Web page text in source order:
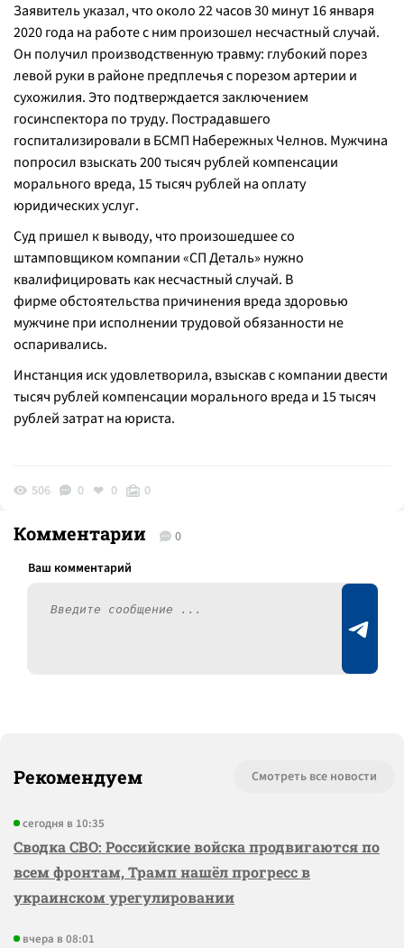
Заявитель указал, что около 22 часов 30 минут 16 января
2020 года на работе с ним произошел несчастный случай.
Он получил производственную травму: глубокий порез
левой руки в районе предплечья с порезом артерии и
сухожилия. Это подтверждается заключением
госинспектора по труду. Пострадавшего
госпитализировали в БСМП Набережных Челнов. Мужчина
попросил взыскать 200 тысяч рублей компенсации
морального вреда, 15 тысяч рублей на оплату
юридических услуг.
Суд пришел к выводу, что произошедшее со
штамповщиком компании «СП Деталь» нужно
квалифицировать как несчастный случай. В
фирме обстоятельства причинения вреда здоровью
мужчине при исполнении трудовой обязанности не
оспаривались.
Инстанция иск удовлетворила, взыскав с компании двести
тысяч рублей компенсации морального вреда и 15 тысяч
рублей затрат на юриста.
506 0 0 0
Комментарии 0
Рекомендуем Смотреть все новости
сегодня в 10:35
Сводка СВО: Российские войска продвигаются по
всем фронтам, Трамп нашёл прогресс в
украинском урегулировании
вчера в 08:01